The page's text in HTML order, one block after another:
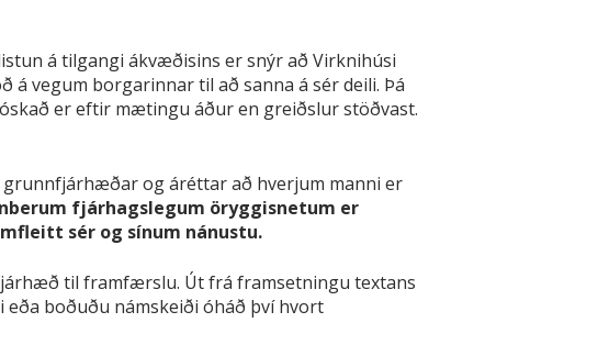
á tilgangi ákvæðisins er snýr að Virknihúsi
vegum borgarinnar til að sanna á sér deili. Þá
er eftir mætingu áður en greiðslur stöðvast.
og áréttar að hverjum manni er
fjárhagslegum öryggisnetum er
sér og sínum nánustu.
til framfærslu. Út frá framsetningu textans
boðuðu námskeiði óháð því hvort